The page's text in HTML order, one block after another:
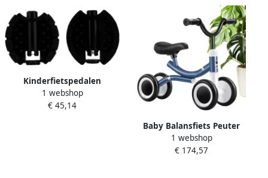
Bosroze
Kinderfietspedalen
Driewieler pedalen Fietsen
met kinderen Anti-slip
1 webshop
€ 45,14
Baby Balansfiets Peuter
Driewieler Kind
Ontwikkeling Anti-Knelling
1 webshop
€ 174,57